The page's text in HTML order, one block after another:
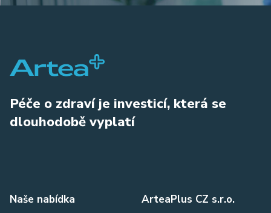
Péče o zdraví je investicí, která se
dlouhodobě vyplatí
Naše nabídka ArteaPlus CZ s.r.o.